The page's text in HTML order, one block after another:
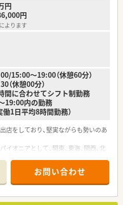
円
円
よります
15:00～19:00（休憩60分）
休憩00分）
に合わせてシフト制勤務
19:00内の勤務
1日平均8時間勤務）
店をしており、堅実ながらも勢いのあ
オニアとして、関東、東海、関西、北
があり、集合研修だけでなく任意で受
されています
外で活躍する従業員、将来経営幹部
として様々な活躍ができるフィールド
お問い合わせ